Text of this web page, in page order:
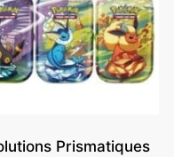
Prismatiques